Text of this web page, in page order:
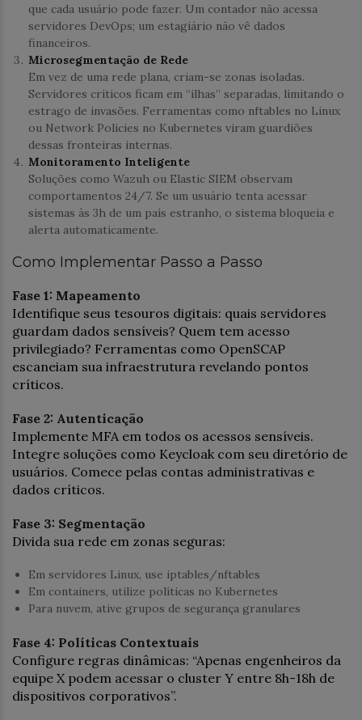
que cada usuário pode fazer. Um contador não acessa
servidores DevOps; um estagiário não vê dados
financeiros.
Microsegmentação de Rede
Em vez de uma rede plana, criam-se zonas isoladas.
Servidores críticos ficam em “ilhas” separadas, limitando o
estrago de invasões. Ferramentas como nftables no Linux
ou Network Policies no Kubernetes viram guardiões
dessas fronteiras internas.
Monitoramento Inteligente
Soluções como Wazuh ou Elastic SIEM observam
comportamentos 24/7. Se um usuário tenta acessar
sistemas às 3h de um país estranho, o sistema bloqueia e
alerta automaticamente.
Como Implementar Passo a Passo
Fase 1: Mapeamento
Identifique seus tesouros digitais: quais servidores
guardam dados sensíveis? Quem tem acesso
privilegiado? Ferramentas como OpenSCAP
escaneiam sua infraestrutura revelando pontos
críticos.
Fase 2: Autenticação
Implemente MFA em todos os acessos sensíveis.
Integre soluções como Keycloak com seu diretório de
usuários. Comece pelas contas administrativas e
dados críticos.
Fase 3: Segmentação
Divida sua rede em zonas seguras:
Em servidores Linux, use iptables/nftables
Em containers, utilize políticas no Kubernetes
Para nuvem, ative grupos de segurança granulares
Fase 4: Políticas Contextuais
Configure regras dinâmicas: “Apenas engenheiros da
equipe X podem acessar o cluster Y entre 8h-18h de
dispositivos corporativos”.